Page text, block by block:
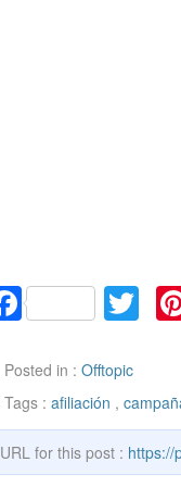
F
c
e
b
o
T
er
Posted in : Offtopic
Tags : afiliación ,
URL for this post : https://